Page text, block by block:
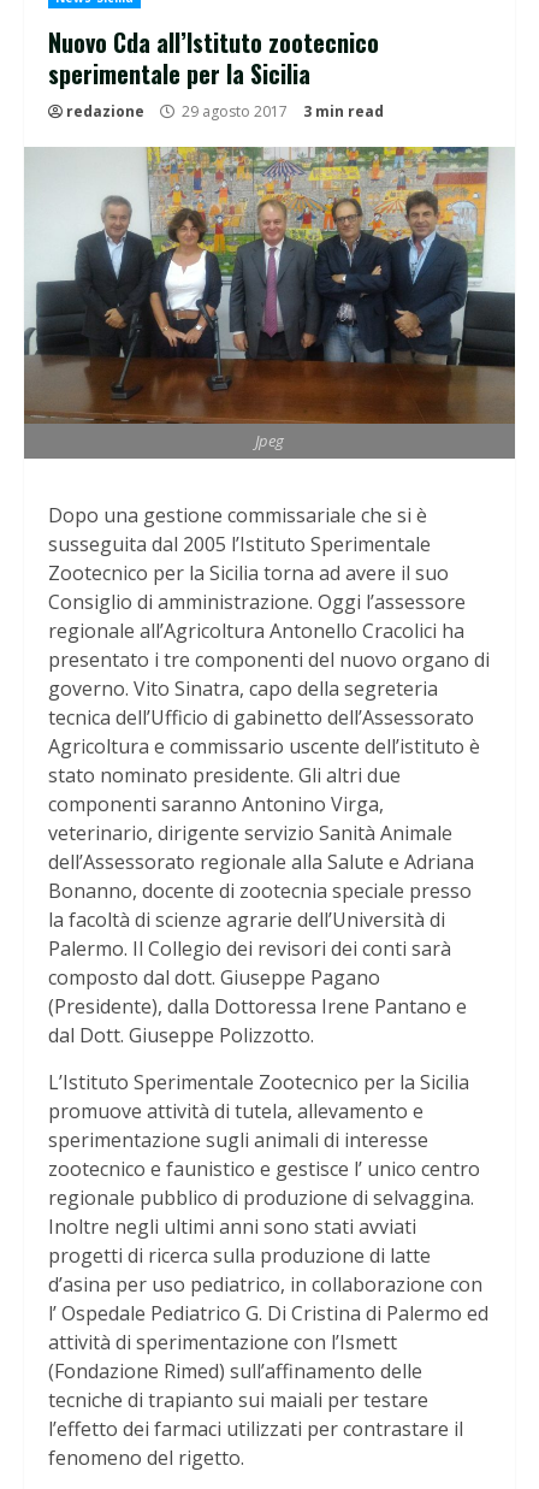
Nuovo Cda all’Istituto zootecnico
sperimentale per la Sicilia
redazione 29 agosto 2017 3 min read
Jpeg
Dopo una gestione commissariale che si è
susseguita dal 2005 l’Istituto Sperimentale
Zootecnico per la Sicilia torna ad avere il suo
Consiglio di amministrazione. Oggi l’assessore
regionale all’Agricoltura Antonello Cracolici ha
presentato i tre componenti del nuovo organo di
governo. Vito Sinatra, capo della segreteria
tecnica dell’Ufficio di gabinetto dell’Assessorato
Agricoltura e commissario uscente dell’istituto è
stato nominato presidente. Gli altri due
componenti saranno Antonino Virga,
veterinario, dirigente servizio Sanità Animale
dell’Assessorato regionale alla Salute e Adriana
Bonanno, docente di zootecnia speciale presso
la facoltà di scienze agrarie dell’Università di
Palermo. Il Collegio dei revisori dei conti sarà
composto dal dott. Giuseppe Pagano
(Presidente), dalla Dottoressa Irene Pantano e
dal Dott. Giuseppe Polizzotto.
L’Istituto Sperimentale Zootecnico per la Sicilia
promuove attività di tutela, allevamento e
sperimentazione sugli animali di interesse
zootecnico e faunistico e gestisce l’ unico centro
regionale pubblico di produzione di selvaggina.
Inoltre negli ultimi anni sono stati avviati
progetti di ricerca sulla produzione di latte
d’asina per uso pediatrico, in collaborazione con
l’ Ospedale Pediatrico G. Di Cristina di Palermo ed
attività di sperimentazione con l’Ismett
(Fondazione Rimed) sull’affinamento delle
tecniche di trapianto sui maiali per testare
l’effetto dei farmaci utilizzati per contrastare il
fenomeno del rigetto.